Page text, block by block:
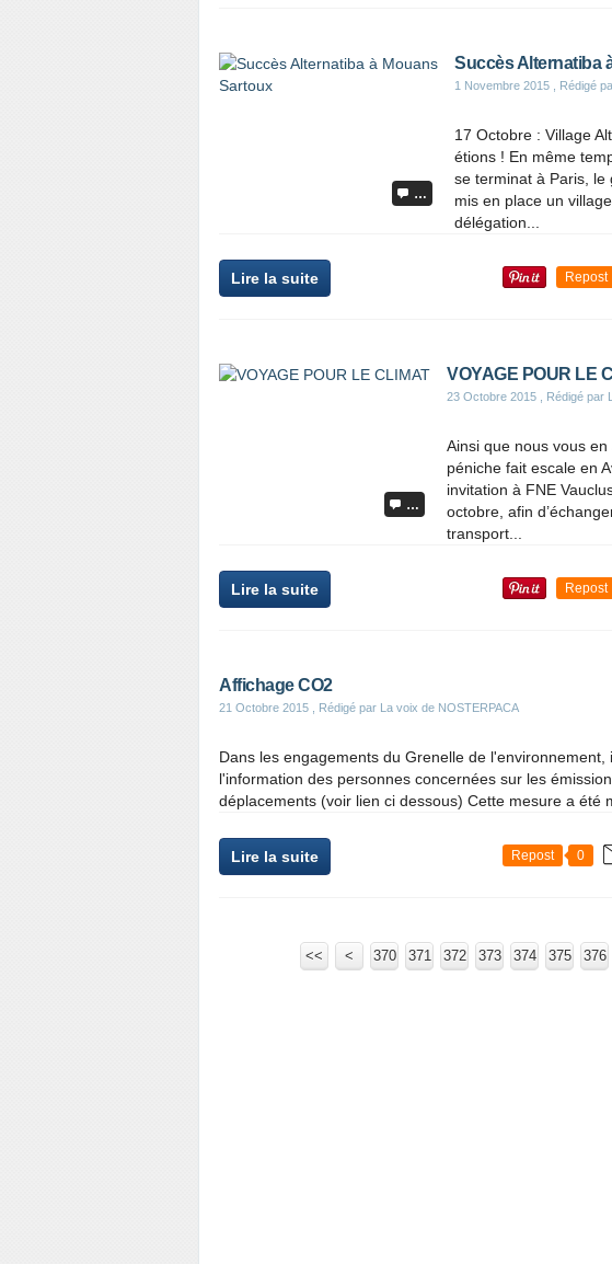
…
Succès Alternatiba
1 Novembre 2015 , Rédigé
17 Octobre : Village
étions ! En même
se terminat à Paris, le
mis en place un
délégation...
Lire la suite Repost
…
VOYAGE POUR LE
23 Octobre 2015 , Rédigé par
Ainsi que nous vous
péniche fait escale en
invitation à FNE
octobre, afin
transport...
Lire la suite Repost
Affichage CO2
21 Octobre 2015 , Rédigé par La voix de NOSTERPACA
Dans les engagements du Grenelle de
l'information des personnes concernées sur les
déplacements (voir lien ci dessous) Cette mesure a été
Lire la suite Repost 0
<< < 300
310
320
330
340
350
360
370 371 372 373 374 375 376